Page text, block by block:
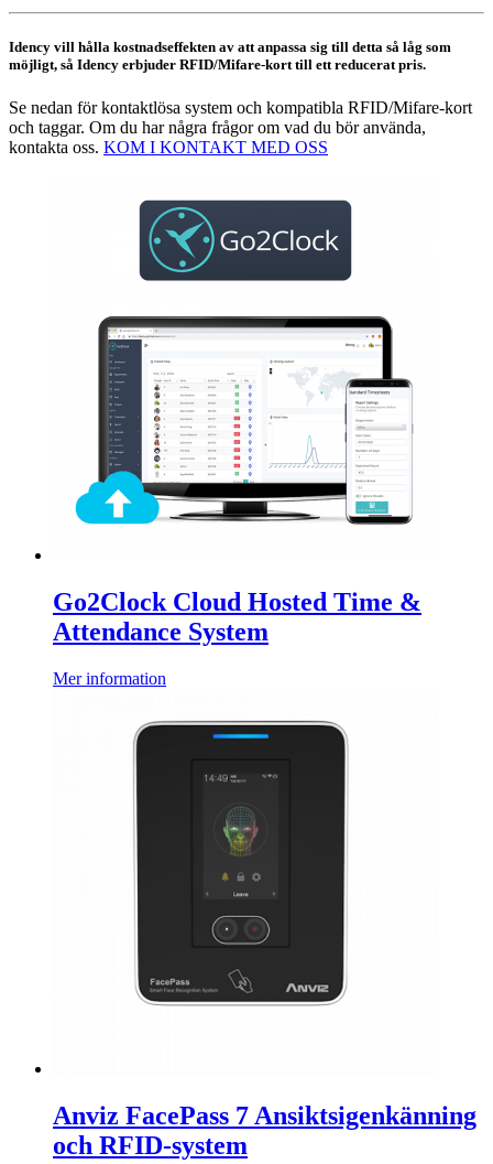
Idency vill hålla kostnadseffekten av att anpassa sig till detta så låg som
möjligt, så Idency erbjuder RFID/Mifare-kort till ett reducerat pris.
Se nedan för kontaktlösa system och kompatibla RFID/Mifare-kort
och taggar. Om du har några frågor om vad du bör använda,
kontakta oss. KOM I KONTAKT MED OSS
Go2Clock Cloud Hosted Time &
Attendance System
Mer information
Anviz FacePass 7 Ansiktsigenkänning
och RFID-system